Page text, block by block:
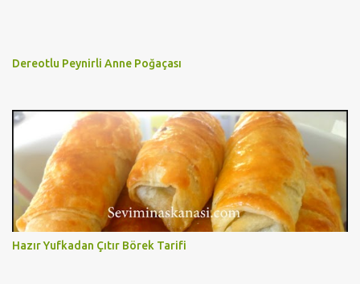
Dereotlu Peynirli Anne Poğaçası
Hazır Yufkadan Çıtır Börek Tarifi